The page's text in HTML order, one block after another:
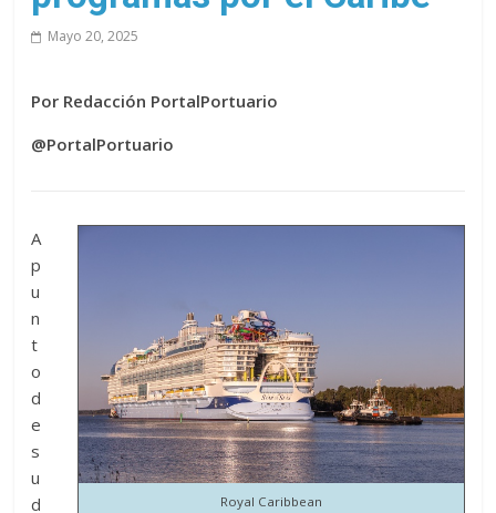
Mayo 20, 2025
Por Redacción PortalPortuario
@PortalPortuario
Royal Caribbean
A
p
u
n
t
o
d
e
s
u
d